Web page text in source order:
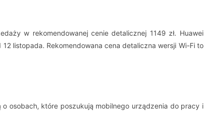
w rekomendowanej cenie detalicznej 1149 zł. Huawei
listopada. Rekomendowana cena detaliczna wersji Wi-Fi to
o osobach, które poszukują mobilnego urządzenia do pracy i